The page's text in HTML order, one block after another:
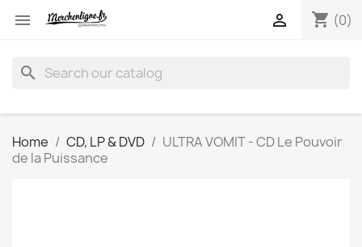
 shopping_cart (0)

search
Home CD, LP & DVD
ULTRA VOMIT - CD Le Pouvoir
de la Puissance